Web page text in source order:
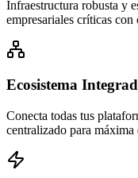
Infraestructura robusta y
empresariales críticas
Ecosistema
Conecta todas tus
centralizado para máxima